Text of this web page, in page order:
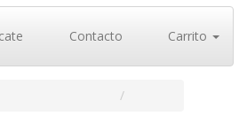
Contacto Carrito